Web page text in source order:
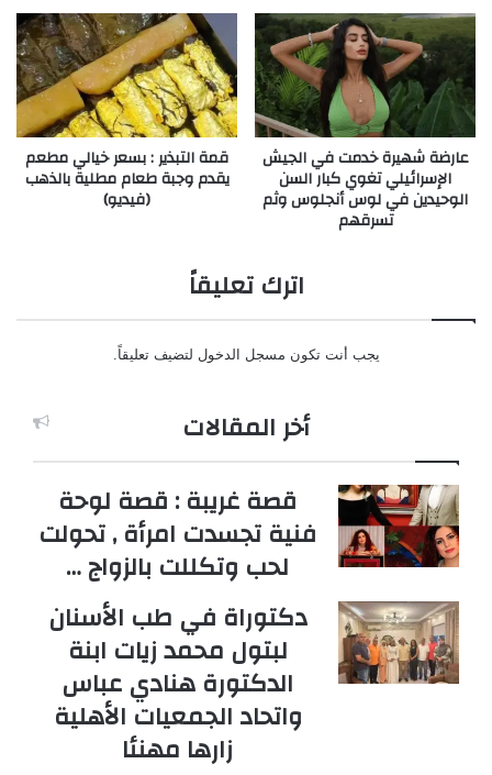
عارضة شهيرة خدمت في الجيش
الإسرائيلي تغوي كبار السن
الوحيدين في لوس أنجلوس وثم
تسرقهم
قمة التبذير : بسعر خيالي مطعم
يقدم وجبة طعام مطلية بالذهب
(فيديو)
اترك تعليقاً
يجب أنت تكون مسجل الدخول لتضيف تعليقاً.
أخر المقالات
قصة غريبة : قصة لوحة
فنية تجسدت امرأة , تحولت
لحب وتكللت بالزواج …
دكتوراة في طب الأسنان
لبتول محمد زيات ابنة
الدكتورة هنادي عباس
واتحاد الجمعيات الأهلية
زارها مهنئا